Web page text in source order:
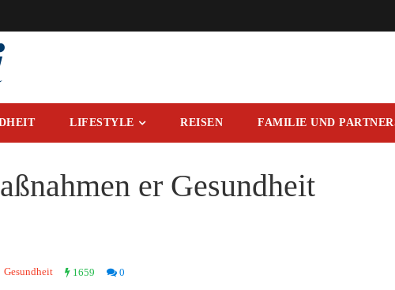
LIFESTYLE REISEN FAMILIE UND
er Gesundheit
Gesundheit 1659 0